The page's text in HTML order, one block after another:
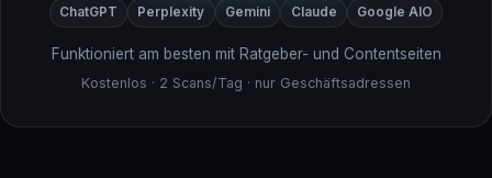
ChatGPT Perplexity Gemini Claude Google AIO
Funktioniert am besten mit Ratgeber- und Contentseiten
Kostenlos · 2 Scans/Tag · nur Geschäftsadressen